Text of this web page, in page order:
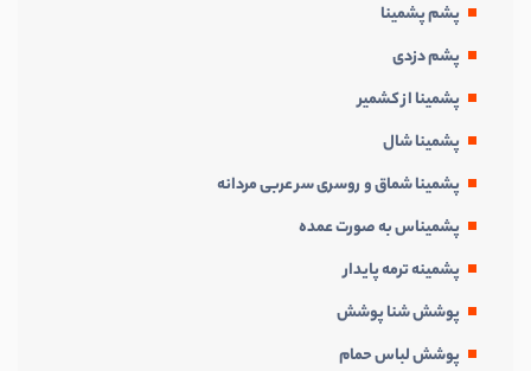
پشم پشمینا
پشم دزدی
پشمینا از کشمیر
پشمینا شال
پشمینا شماق و روسری سر عربی مردانه
پشمیناس به صورت عمده
پشمینه ترمه پایدار
پوشش شنا پوشش
پوشش لباس حمام